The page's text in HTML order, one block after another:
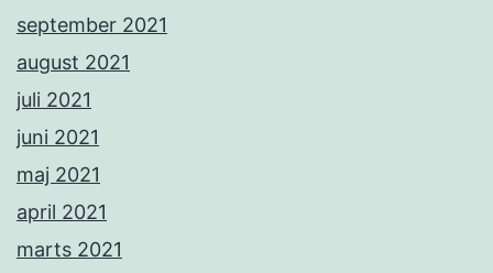
september 2021
august 2021
juli 2021
juni 2021
maj 2021
april 2021
marts 2021